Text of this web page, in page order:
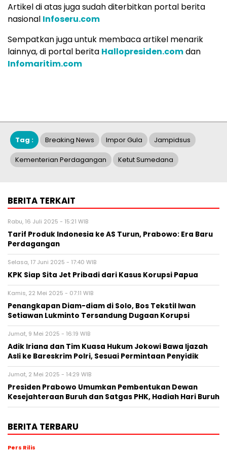
Artikel di atas juga sudah diterbitkan portal berita
nasional Infoseru.com
Sempatkan juga untuk membaca artikel menarik
lainnya, di portal berita Hallopresiden.comdan
Infomaritim.com
Tag : Breaking News Impor Gula Jampidsus
Kementerian Perdagangan Ketut Sumedana
BERITA TERKAIT
Rabu, 16 Juli 2025 - 15:21 WIB
Tarif Produk Indonesia ke AS Turun, Prabowo: Era Baru
Perdagangan
Selasa, 17 Juni 2025 - 17:40 WIB
KPK Siap Sita Jet Pribadi dari Kasus Korupsi Papua
Kamis, 22 Mei 2025 - 07:11 WIB
Penangkapan Diam-diam di Solo, Bos Tekstil Iwan
Setiawan Lukminto Tersandung Dugaan Korupsi
Jumat, 9 Mei 2025 - 16:19 WIB
Adik Iriana dan Tim Kuasa Hukum Jokowi Bawa Ijazah
Asli ke Bareskrim Polri, Sesuai Permintaan Penyidik
Jumat, 2 Mei 2025 - 14:29 WIB
Presiden Prabowo Umumkan Pembentukan Dewan
Kesejahteraan Buruh dan Satgas PHK, Hadiah Hari Buruh
BERITA TERBARU
Pers Rilis